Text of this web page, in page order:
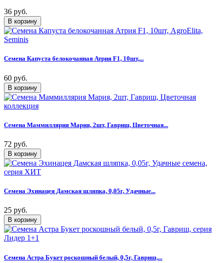
36 руб.
Семена Капуста белокочанная Атрия F1, 10шт,...
60 руб.
Семена Маммиллярия Мария, 2шт, Гавриш, Цветочная...
72 руб.
Семена Эхинацея Дамская шляпка, 0,05г, Удачные...
25 руб.
Семена Астра Букет роскошный белый, 0,5г, Гавриш,...